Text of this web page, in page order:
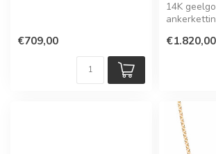
€709,00
14K
€1.820,00